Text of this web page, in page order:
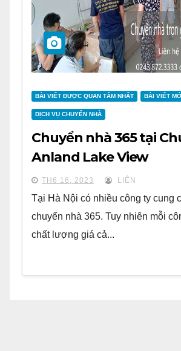
BÀI VIẾT ĐƯỢC QUAN TÂM NHẤT BÀI VIẾT
DỊCH VỤ CHUYỂN NHÀ
Chuyển nhà 365 tại
Anland Lake View
TH6 16, 2023 LIÊN
Tại Hà Nội có nhiều công ty cung
chuyển nhà 365. Tuy nhiên mỗi
chất lượng giá cả...